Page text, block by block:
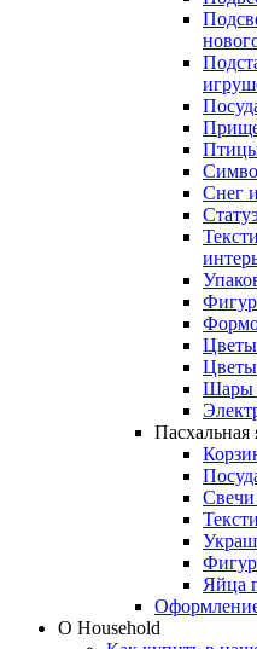
Снег
Цветы
Шары
Пасхальная
Свечи
Яйца
О Household